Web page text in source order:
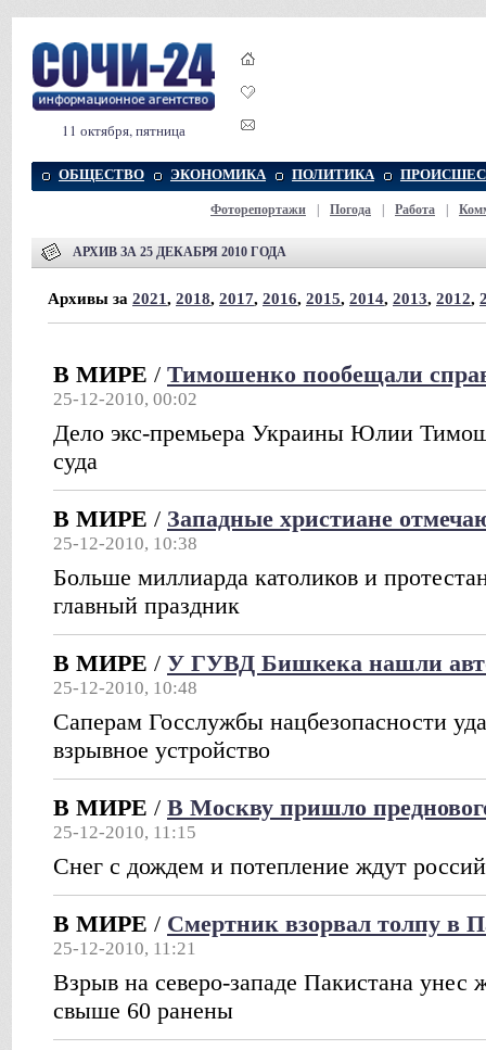
11 октября, пятница
ОБЩЕСТВО ЭКОНОМИКА ПОЛИТИКА
Фоторепортажи Погода Работа
АРХИВ ЗА 25 ДЕКАБРЯ 2010 ГОДА
Архивы за 2021, 2018, 2017, 2016, 2015, 2014, 2013, 2012,
В МИРЕ / Тимошенко пообещали
25-12-2010, 00:02
Дело экс-премьера Украины Юлии
суда
В МИРЕ / Западные христиане
25-12-2010, 10:38
Больше миллиарда католиков и
главный праздник
В МИРЕ / У ГУВД Бишкека нашли
25-12-2010, 10:48
Саперам Госслужбы нацбезопасности
взрывное устройство
В МИРЕ / В Москву пришло
25-12-2010, 11:15
Снег с дождем и потепление ждут
В МИРЕ / Смертник взорвал толпу в
25-12-2010, 11:21
Взрыв на северо-западе Пакистана унес
свыше 60 ранены